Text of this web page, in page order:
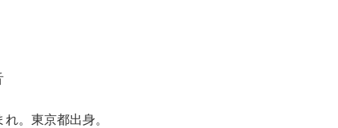
。東京都出身。